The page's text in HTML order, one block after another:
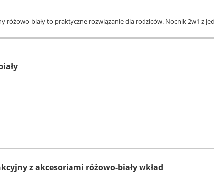
różowo-biały to praktyczne rozwiązanie dla rodziców. Nocnik 2w1 z
z akcesoriami różowo-biały wkład